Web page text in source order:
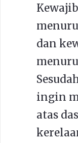
dan
ingin
atas